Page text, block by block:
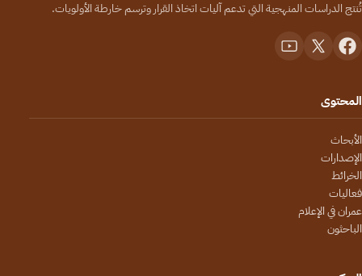
تُنتج الدراسات المنهجية التي تدعم آليات اتخاذ القرار وترسم خارطة الأولويات.
المحتوى
الأبحاث
الإصدارات
الخرائط
فعاليات
عمران في الإعلام
الباحثون